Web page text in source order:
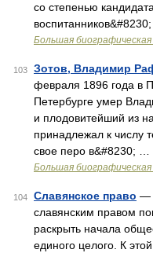
со степенью
воспитанников&#8230;
Большая биографическая
103 Зотов, Владимир
февраля 1896 года в
Петербурге умер
и плодовитейший из
принадлежал к числу
свое перо в&#8230; …
Большая биографическая
104 Славянское право —
славянским правом
раскрыть начала
единого целого. К